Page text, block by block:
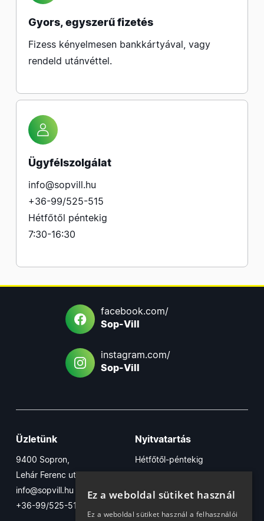
Gyors, egyszerű fizetés
Fizess kényelmesen bankkártyával, vagy
rendeld utánvéttel.
Ügyfélszolgálat
info@sopvill.hu
+36-99/525-515
Hétfőtől péntekig
7:30-16:30
facebook.com/
Sop-Vill
instagram.com/
Sop-Vill
Üzletünk
9400 Sopron,
Lehár Ferenc utca 17/B
info@sopvill.hu
+36-99/525-515
Nyitvatartás
Hétfőtől-péntekig
7:30-16:30
Szombaton
Ez a weboldal sütiket használ
Ez a weboldal sütiket használ a felhasználói